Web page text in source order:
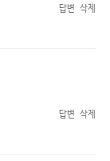
답변 삭제
답변 삭제